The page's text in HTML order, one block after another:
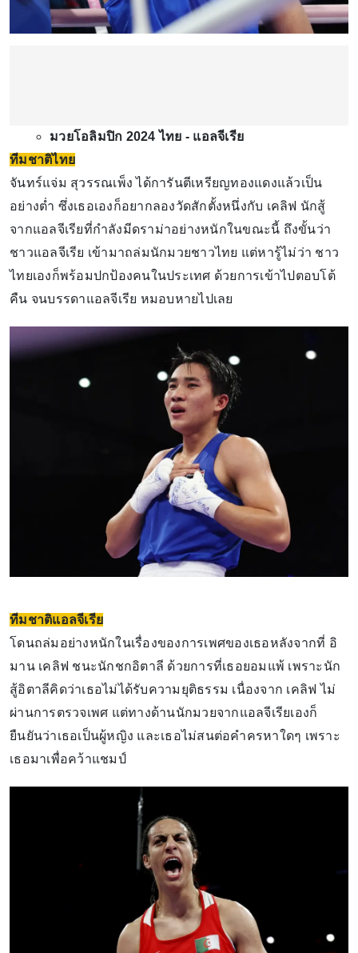
มวยโอลิมปิก 2024 ไทย - แอลจีเรีย
ทีมชาติไทย
จันทร์แจ่ม สุวรรณเพ็ง ได้การันตีเหรียญทองแดงแล้วเป็น
อย่างต่ำ ซึ่งเธอเองก็อยากลองวัดสักตั้งหนึ่งกับ เคลิฟ นักสู้
จากแอลจีเรียที่กำลังมีดราม่าอย่างหนักในขณะนี้ ถึงขั้นว่า
ชาวแอลจีเรีย เข้ามาถล่มนักมวยชาวไทย แต่หารู้ไม่ว่า ชาว
ไทยเองก็พร้อมปกป้องคนในประเทศ ด้วยการเข้าไปตอบโต้
คืน จนบรรดาแอลจีเรีย หมอบหายไปเลย
ทีมชาติแอลจีเรีย
โดนถล่มอย่างหนักในเรื่องของการเพศของเธอหลังจากที่ อิ
มาน เคลิฟ ชนะนักชกอิตาลี ด้วยการที่เธอยอมแพ้ เพราะนัก
สู้อิตาลีคิดว่าเธอไม่ได้รับความยุติธรรม เนื่องจาก เคลิฟ ไม่
ผ่านการตรวจเพศ แต่ทางด้านนักมวยจากแอลจีเรียเองก็
ยืนยันว่าเธอเป็นผู้หญิง และเธอไม่สนต่อคำครหาใดๆ เพราะ
เธอมาเพื่อคว้าแชมป์